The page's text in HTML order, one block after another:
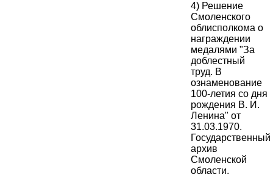
4) Решение
Смоленского
облисполкома о
награждении
медалями "За
доблестный
труд. В
ознаменование
100-летия со дня
рождения В. И.
Ленина" от
31.03.1970.
Государственный
архив
Смоленской
области.